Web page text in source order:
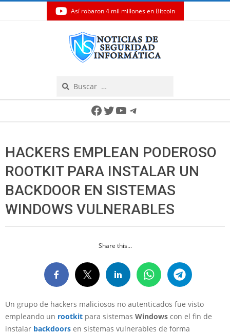
Así robaron 4 mil millones en Bitcoin
Facebook
Twitter
YouTube
Telegram
HACKERS EMPLEAN PODEROSO
ROOTKIT PARA INSTALAR UN
BACKDOOR EN SISTEMAS
WINDOWS VULNERABLES
Share this...
Un grupo de hackers maliciosos no autenticados fue visto
empleando un rootkit para sistemas Windows con el fin de
instalar backdoors en sistemas vulnerables de forma